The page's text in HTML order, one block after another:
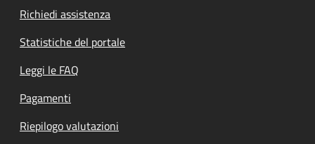
Richiedi assistenza
Statistiche del portale
Leggi le FAQ
Pagamenti
Riepilogo valutazioni